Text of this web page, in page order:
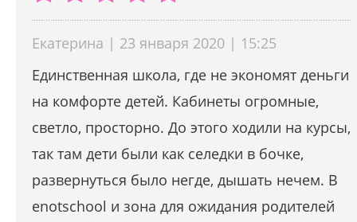
Екатерина | 23 января 2020 | 15:25
Единственная школа, где не экономят деньги
на комфорте детей. Кабинеты огромные,
светло, просторно. До этого ходили на курсы,
так там дети были как селедки в бочке,
развернуться было негде, дышать нечем. В
enotschool и зона для ожидания родителей